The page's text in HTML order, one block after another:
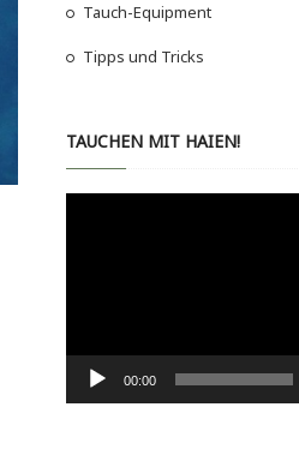
Tauch-Equipment
Tipps und Tricks
TAUCHEN MIT HAIEN!
00:00